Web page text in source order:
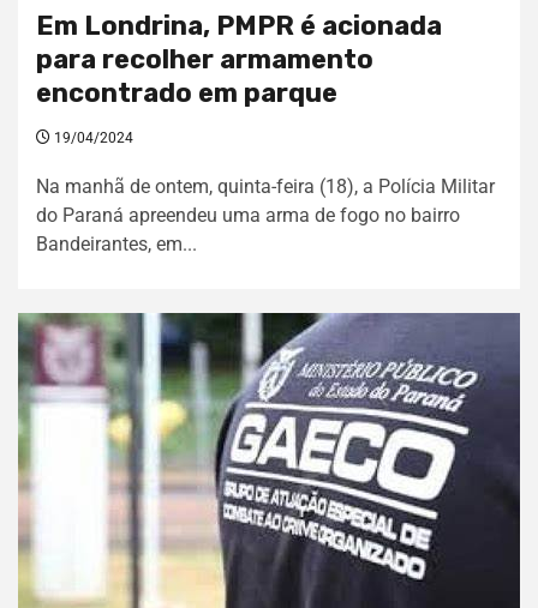
Em Londrina, PMPR é acionada
para recolher armamento
encontrado em parque
19/04/2024
Na manhã de ontem, quinta-feira (18), a Polícia Militar
do Paraná apreendeu uma arma de fogo no bairro
Bandeirantes, em...